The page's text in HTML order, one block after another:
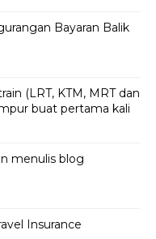
Bayaran Balik
(LRT, KTM, MRT dan
buat pertama kali
menulis blog
Insurance